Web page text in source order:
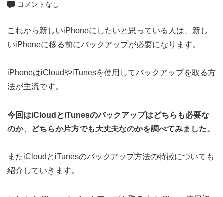
コメントなし
これから新しいiPhoneにしたいと思っている人は、新し
いiPhoneに移る前にバックアップが必要になります。
iPhoneはiCloudやiTunesを使用してバックアップを取る方
法が主流です。
今回はiCloudとiTunesのバックアップはどちらも必要な
のか、どちらか片方でも大丈夫なのかを調べてみました。
またiCloudとiTunesのバックアップ方法の特徴についても
紹介していきます。